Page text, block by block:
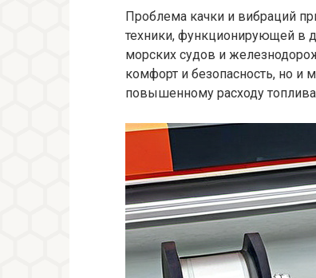
Проблема качки и вибраций
техники, функционирующей в
морских судов и
комфорт и безопасность, но и
повышенному расходу